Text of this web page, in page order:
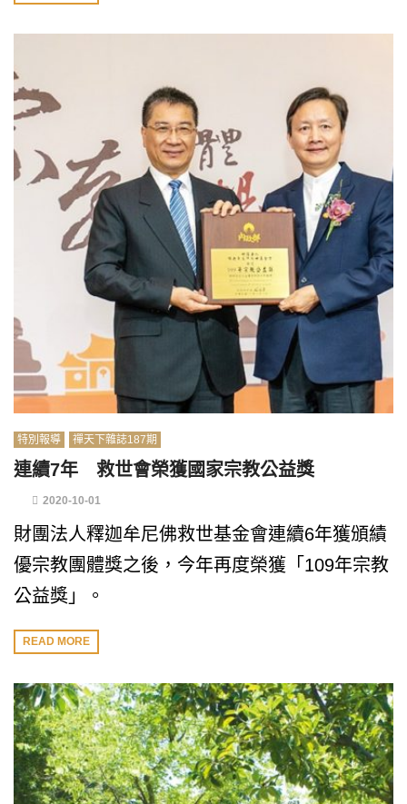
特別報導 禪天下雜誌187期
連續7年 救世會榮獲國家宗教公益獎
2020-10-01
財團法人釋迦牟尼佛救世基金會連續6年獲頒績
優宗教團體獎之後，今年再度榮獲「109年宗教
公益獎」。
READ MORE